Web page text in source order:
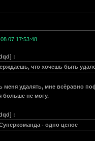
17:53:48
:
что хочешь быть
удалять, мне всёравно
больше не могу.
:
- одно целое